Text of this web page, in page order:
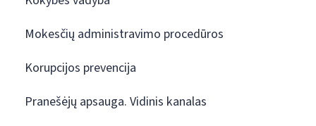
Mokesčių administravimo procedūros
Korupcijos prevencija
Pranešėjų apsauga. Vidinis kanalas